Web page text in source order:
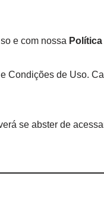
e com nossa
Condições de Uso.
se abster de